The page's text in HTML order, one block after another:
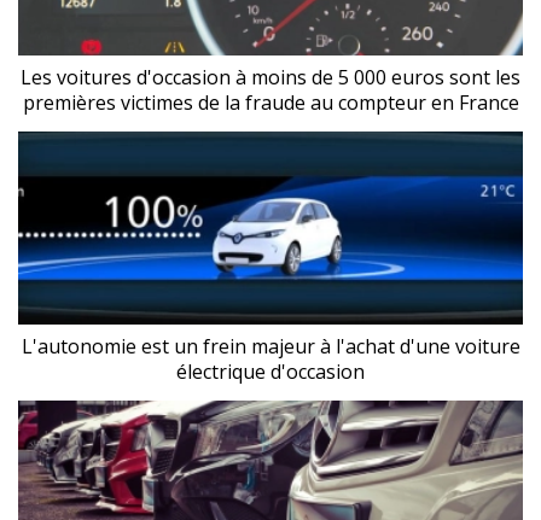
Les voitures d'occasion à moins de 5 000 euros sont les
premières victimes de la fraude au compteur en France
L'autonomie est un frein majeur à l'achat d'une voiture
électrique d'occasion